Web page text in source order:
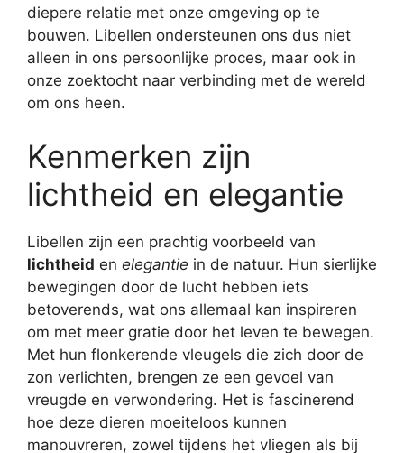
diepere relatie met onze omgeving op te
bouwen. Libellen ondersteunen ons dus niet
alleen in ons persoonlijke proces, maar ook in
onze zoektocht naar verbinding met de wereld
om ons heen.
Kenmerken zijn
lichtheid en elegantie
Libellen zijn een prachtig voorbeeld van
lichtheid en elegantie in de natuur. Hun sierlijke
bewegingen door de lucht hebben iets
betoverends, wat ons allemaal kan inspireren
om met meer gratie door het leven te bewegen.
Met hun flonkerende vleugels die zich door de
zon verlichten, brengen ze een gevoel van
vreugde en verwondering. Het is fascinerend
hoe deze dieren moeiteloos kunnen
manouvreren, zowel tijdens het vliegen als bij